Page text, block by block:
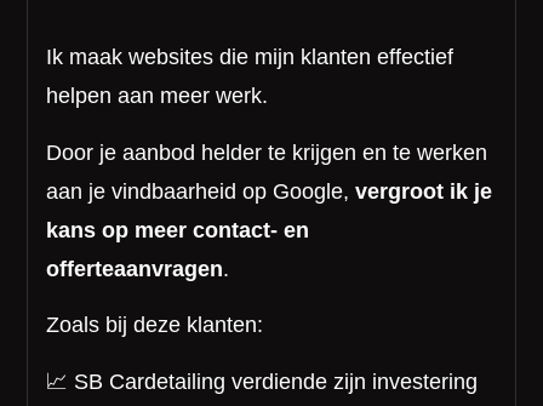
Ik maak websites die mijn klanten effectief
helpen aan meer werk.
Door je aanbod helder te krijgen en te werken
aan je vindbaarheid op Google,vergroot ik je
kans op meer contact- en
offerteaanvragen.
Zoals bij deze klanten:
📈 SB Cardetailing verdiende zijn investering